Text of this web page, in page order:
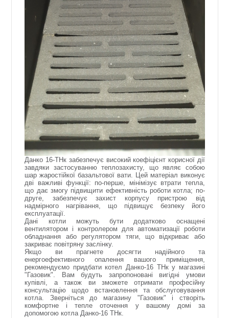
Данко 16-ТНк забезпечує високий коефіцієнт корисної дії
завдяки застосуванню теплозахисту, що являє собою
шар жаростійкої базальтової вати. Цей матеріал виконує
дві важливі функції: по-перше, мінімізує втрати тепла,
що дає змогу підвищити ефективність роботи котла; по-
друге, забезпечує захист корпусу пристрою від
надмірного нагрівання, що підвищує безпеку його
експлуатації.
Дані котли можуть бути додатково оснащені
вентилятором і контролером для автоматизації роботи
обладнання або регулятором тяги, що відкриває або
закриває повітряну заслінку.
Якщо ви прагнете досягти надійного та
енергоефективного опалення вашого приміщення,
рекомендуємо придбати котел Данко-16 ТНк у магазині
"Газовик". Вам будуть запропоновані вигідні умови
купівлі, а також ви зможете отримати професійну
консультацію щодо встановлення та обслуговування
котла. Зверніться до магазину "Газовик" і створіть
комфортне і тепле оточення у вашому домі за
допомогою котла Данко-16 ТНк.